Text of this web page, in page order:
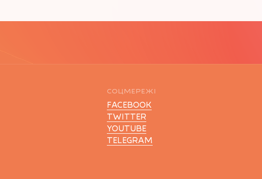
СОЦМЕРЕЖІ
FACEBOOK
TWITTER
YOUTUBE
TELEGRAM